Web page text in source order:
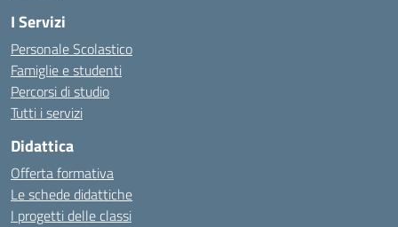
I Servizi
Personale Scolastico
Famiglie e studenti
Percorsi di studio
Tutti i servizi
Didattica
Offerta formativa
Le schede didattiche
I progetti delle classi